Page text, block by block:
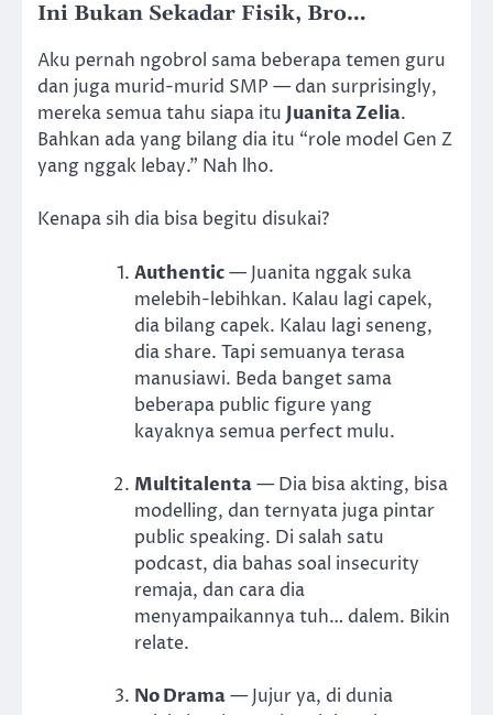
Ini Bukan Sekadar Fisik, Bro…
Aku pernah ngobrol sama beberapa temen guru
dan juga murid-murid SMP — dan surprisingly,
mereka semua tahu siapa itu Juanita Zelia.
Bahkan ada yang bilang dia itu “role model Gen Z
yang nggak lebay.” Nah lho.
Kenapa sih dia bisa begitu disukai?
Authentic— Juanita nggak suka
melebih-lebihkan. Kalau lagi capek,
dia bilang capek. Kalau lagi seneng,
dia share. Tapi semuanya terasa
manusiawi. Beda banget sama
beberapa public figure yang
kayaknya semua perfect mulu.
Multitalenta— Dia bisa akting, bisa
modelling, dan ternyata juga pintar
public speaking. Di salah satu
podcast, dia bahas soal insecurity
remaja, dan cara dia
menyampaikannya tuh… dalem. Bikin
relate.
No Drama— Jujur ya, di dunia